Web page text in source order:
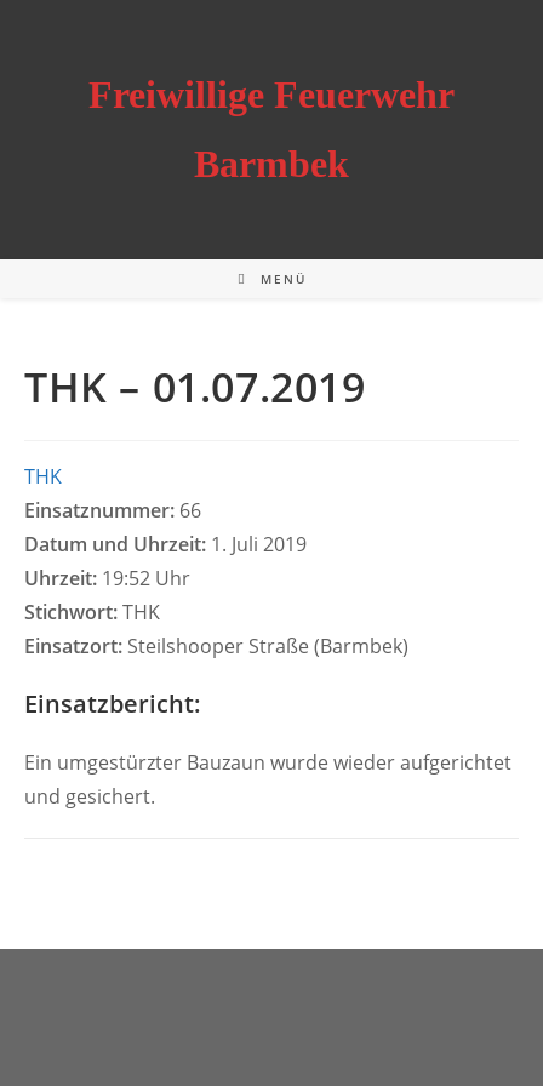
Freiwillige Feuerwehr
Barmbek
MENÜ
THK – 01.07.2019
THK
Einsatznummer: 66
Datum und Uhrzeit: 1. Juli 2019
Uhrzeit: 19:52 Uhr
Stichwort:THK
Einsatzort: Steilshooper Straße (Barmbek)
Einsatzbericht:
Ein umgestürzter Bauzaun wurde wieder aufgerichtet
und gesichert.